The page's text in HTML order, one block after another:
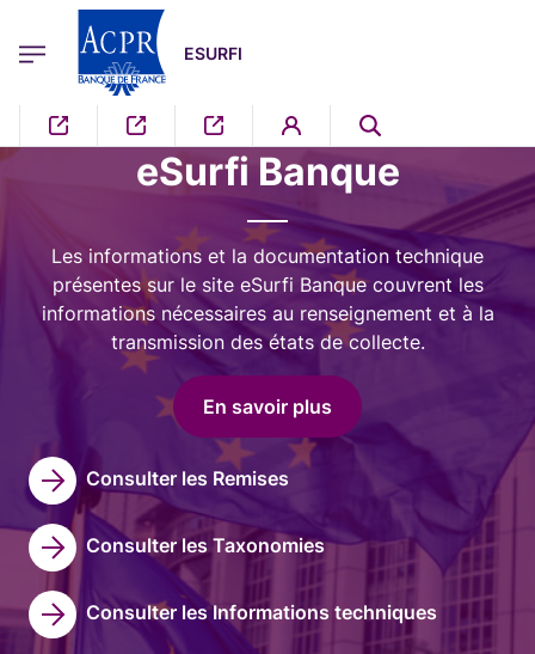
ESURFI Menu Principal
ESURFI
Image
eSurfi Banque
Les informations et la documentation technique
présentes sur le site eSurfi Banque couvrent les
informations nécessaires au renseignement et à la
transmission des états de collecte.
En savoir plus
Consulter les Remises
Consulter les Taxonomies
Consulter les Informations techniques